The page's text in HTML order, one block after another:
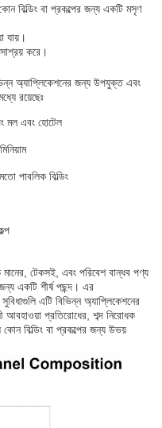
বিল্ডিং বা প্রকল্পের জন্য একটি মসৃণ
যায়।
করে।
অ্যাপ্লিকেশনের জন্য উপযুক্ত এবং
রয়েছেঃ
মল এবং হোটেল
পাবলিক বিল্ডিং
টেকসই, এবং পরিবেশ বান্ধব পণ্য
একটি শীর্ষ পছন্দ। এর
এটি বিভিন্ন অ্যাপ্লিকেশনের
আবহাওয়া প্রতিরোধের, শব্দ নিরোধক
বিল্ডিং বা প্রকল্পের জন্য উভয়